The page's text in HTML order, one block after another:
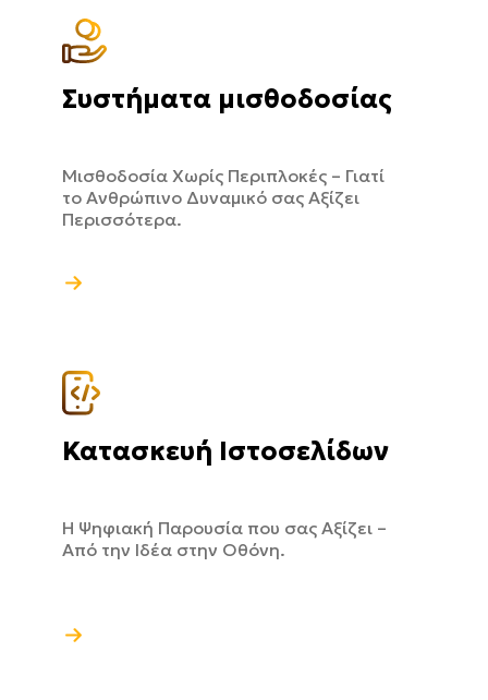
Συστήματα μισθοδοσίας
Μισθοδοσία Χωρίς Περιπλοκές – Γιατί
το Ανθρώπινο Δυναμικό σας Αξίζει
Περισσότερα.
Κατασκευή Ιστοσελίδων
Η Ψηφιακή Παρουσία που σας Αξίζει –
Από την Ιδέα στην Οθόνη.